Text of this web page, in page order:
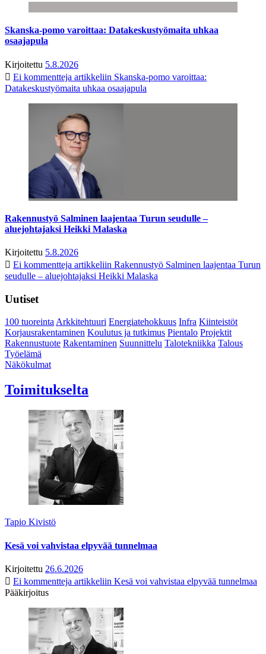
Skanska-pomo varoittaa: Datakeskustyömaita uhkaa
osaajapula
Kirjoitettu 5.8.2026
Ei kommentteja artikkeliin Skanska-pomo varoittaa:
Datakeskustyömaita uhkaa osaajapula
Rakennustyö Salminen laajentaa Turun seudulle –
aluejohtajaksi Heikki Malaska
Kirjoitettu 5.8.2026
Ei kommentteja artikkeliin Rakennustyö Salminen laajentaa Turun
seudulle – aluejohtajaksi Heikki Malaska
Uutiset
100 tuoreintaArkkitehtuuri Energiatehokkuus Infra Kiinteistöt
Korjausrakentaminen Koulutus ja tutkimus Pientalo Projektit
Rakennustuote Rakentaminen Suunnittelu Talotekniikka Talous
Työelämä
Näkökulmat
Toimitukselta
Tapio Kivistö
Kesä voi vahvistaa elpyvää tunnelmaa
Kirjoitettu 26.6.2026
Ei kommentteja artikkeliin Kesä voi vahvistaa elpyvää tunnelmaa
Pääkirjoitus